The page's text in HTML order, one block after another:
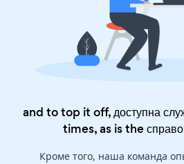
and to top it off, доступна
times, as is the
Кроме того, наша команда